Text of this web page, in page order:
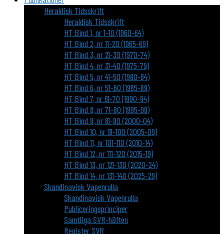
Heraldisk Tidsskrift
Heraldisk Tidsskrift
HT Bind 1, nr 1-10 (1960-64)
HT Bind 2, nr 11-20 (1965-69)
HT Bind 3, nr 21-30 (1970-74)
HT Bind 4, nr 31-40 (1975-79)
HT Bind 5, nr 41-50 (1980-84)
HT Bind 6, nr 51-60 (1985-89)
HT Bind 7, nr 61-70 (1990-94)
HT Bind 8, nr 71-80 (1995-99)
HT Bind 9, nr 81-90 (2000-04)
HT Bind 10, nr 91-100 (2005-09)
HT Bind 11, nr 101-110 (2010-14)
HT Bind 12, nr 111-120 (2015-19)
HT Bind 13, nr 121-130 (2020-24)
HT Bind 14, nr 131-140 (2025-29)
Skandinavisk Vapenrulla
Skandinavisk Vapenrulla
Publiceringsprinciper
Samtliga SVR-häften
Register SVR